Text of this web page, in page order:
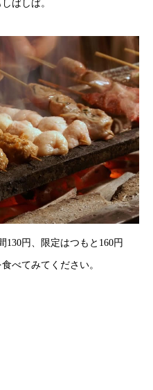
ばしば。
130円、限定はつもと160円
べてみてください。